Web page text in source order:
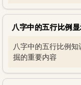
八字中的五行比例
八字中的五行比例
掘的重要内容